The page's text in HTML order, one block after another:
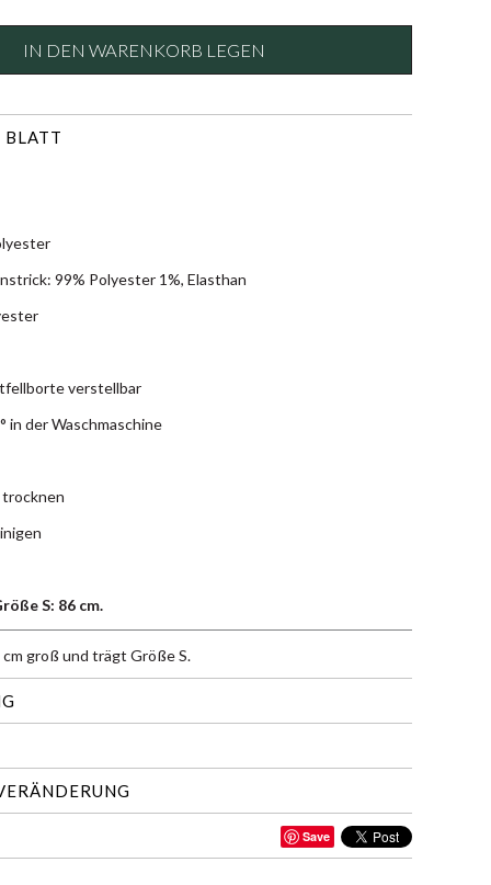
IN DEN WARENKORB LEGEN
BLATT
99% Polyester 1%, Elasthan
verstellbar
in der Waschmaschine
S: 86 cm.
groß und trägt Größe S.
Save